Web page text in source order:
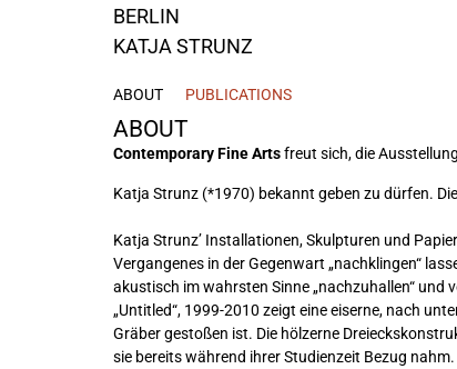
BERLIN
KATJA STRUNZ
ABOUT PUBLICATIONS
ABOUT
Contemporary Fine Artsfreut sich, die
Katja Strunz (*1970) bekannt geben zu dürfen.
Katja Strunz’ Installationen, Skulpturen und
Vergangenes in der Gegenwart „nachklingen“
akustisch im wahrsten Sinne „nachzuhallen“ und
„Untitled“, 1999-2010 zeigt eine eiserne, nach
Gräber gestoßen ist. Die hölzerne
sie bereits während ihrer Studienzeit Bezug